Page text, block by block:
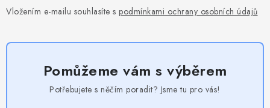
Vložením e-mailu souhlasíte s podmínkami ochrany osobních údajů
Pomůžeme vám s výběrem
Potřebujete s něčím poradit? Jsme tu pro vás!